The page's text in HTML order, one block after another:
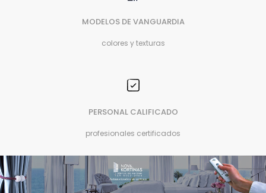
MODELOS DE VANGUARDIA
colores y texturas
PERSONAL CALIFICADO
profesionales certificados